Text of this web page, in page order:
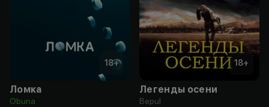
18+
Ломка
Obuna
18+
Легенды осени
Bepul